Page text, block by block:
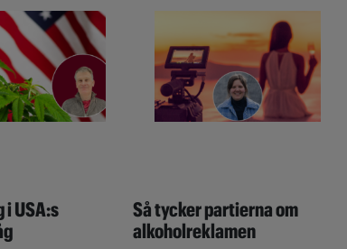
USA:s
Så tycker partierna om
alkoholreklamen